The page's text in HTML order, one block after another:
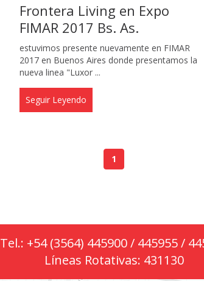
Frontera Living en Expo
FIMAR 2017 Bs. As.
estuvimos presente nuevamente en FIMAR
2017 en Buenos Aires donde presentamos la
nueva linea "Luxor ...
Seguir Leyendo
1
Tel.: +54 (3564) 445900 / 445955 /
Líneas Rotativas: 431130